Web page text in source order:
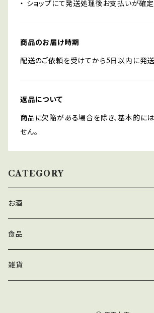
・ ショップにて発送処理後お支払いが確定
商品のお届け時期
配送のご依頼を受けてから5日以内に発送
返品について
商品に欠陥がある場合を除き、基本的に
せん。
CATEGORY
お酒
ビール
クラフトビール
清酒
食品
お米
雑貨